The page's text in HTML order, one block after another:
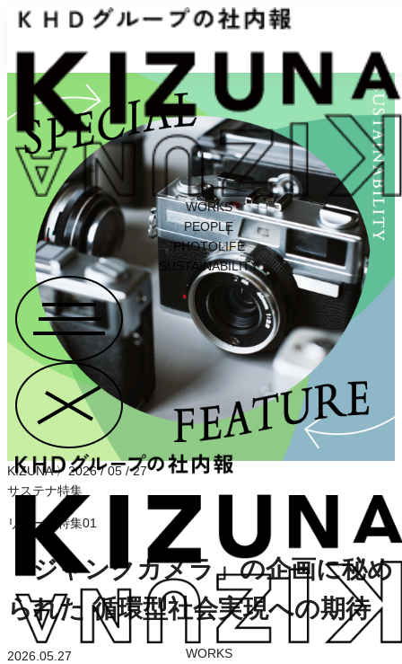
WORKS
PEOPLE
PHOTOLIFE
SUSTAINABILITY
WORKS
KIZUNA〉 2026 / 05 / 27
サステナ特集
リユース特集01
「ジャンクカメラ」の企画に秘め
られた 循環型社会実現への期待
2026.05.27